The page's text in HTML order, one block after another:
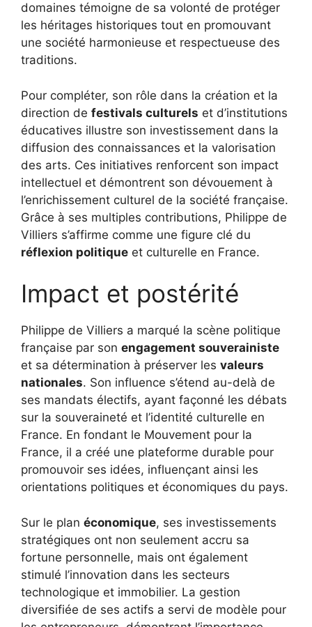
domaines témoigne de sa volonté de protéger
les héritages historiques tout en promouvant
une société harmonieuse et respectueuse des
traditions.
Pour compléter, son rôle dans la création et la
direction de festivals culturels et d’institutions
éducatives illustre son investissement dans la
diffusion des connaissances et la valorisation
des arts. Ces initiatives renforcent son impact
intellectuel et démontrent son dévouement à
l’enrichissement culturel de la société française.
Grâce à ses multiples contributions, Philippe de
Villiers s’affirme comme une figure clé du
réflexion politique et culturelle en France.
Impact et postérité
Philippe de Villiers a marqué la scène politique
française par son engagement souverainiste
et sa détermination à préserver les valeurs
nationales. Son influence s’étend au-delà de
ses mandats électifs, ayant façonné les débats
sur la souveraineté et l’identité culturelle en
France. En fondant le Mouvement pour la
France, il a créé une plateforme durable pour
promouvoir ses idées, influençant ainsi les
orientations politiques et économiques du pays.
Sur le plan économique, ses investissements
stratégiques ont non seulement accru sa
fortune personnelle, mais ont également
stimulé l’innovation dans les secteurs
technologique et immobilier. La gestion
diversifiée de ses actifs a servi de modèle pour